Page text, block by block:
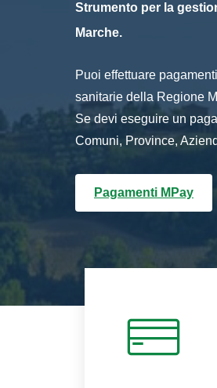
Strumento per la
Marche.
Puoi effettuare
sanitarie della Regione
Se devi eseguire un
Comuni, Province,
Pagamenti MPay